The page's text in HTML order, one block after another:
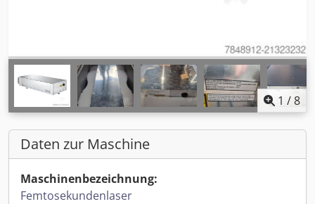
1 /8
Daten zur Maschine
Maschinenbezeichnung:
Femtosekundenlaser